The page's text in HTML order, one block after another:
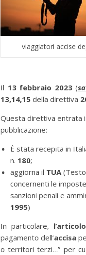
viaggiatori accise
Il 13 febbraio 2023(
13,14,15 della direttiva
Questa direttiva entrata
pubblicazione:
È stata recepita in
n. 180;
aggiorna il TUA
concernenti le
sanzioni penali e
1995)
In particolare,
pagamento dell’accisa
o territori terzi…” per